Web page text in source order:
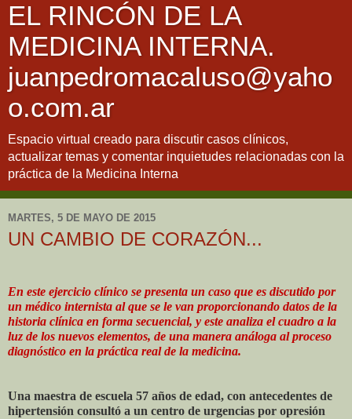
EL RINCÓN DE LA
MEDICINA INTERNA.
juanpedromacaluso@yaho
o.com.ar
Espacio virtual creado para discutir casos clínicos,
actualizar temas y comentar inquietudes relacionadas con la
práctica de la Medicina Interna
MARTES, 5 DE MAYO DE 2015
UN CAMBIO DE CORAZÓN...
En este ejercicio clínico se presenta un caso que es discutido por
un médico internista al que se le van proporcionando datos de la
historia clínica en forma secuencial, y este analiza el cuadro a la
luz de los nuevos elementos, de una manera análoga al proceso
diagnóstico en la práctica real de la medicina.
Una maestra de escuela 57 años de edad, con antecedentes de
hipertensión consultó a un centro de urgencias por opresión